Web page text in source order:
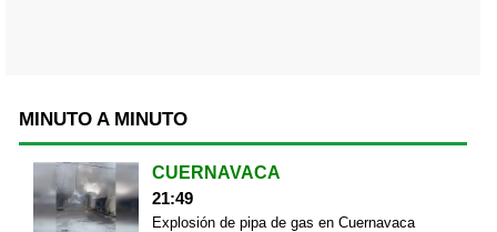
MINUTO A MINUTO
CUERNAVACA
21:49
Explosión de pipa de gas en Cuernavaca